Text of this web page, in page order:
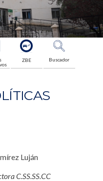
ZBE Buscador
Luján
C.SS.SS.CC